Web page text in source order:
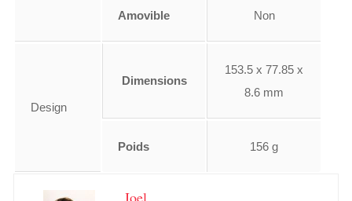
Amovible Non
Design
Dimensions
153.5 x 77.85 x
8.6 mm
Poids 156 g
Joel